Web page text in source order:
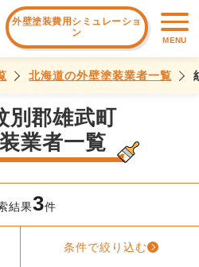
外壁塗装費用シミュレーショ
ン
MENU
北海道の外壁塗装業者一覧
別郡雄武町
業者一覧
結果3件
条件で絞り込む